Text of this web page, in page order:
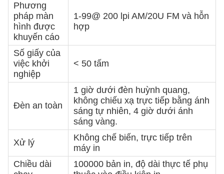
Phương
pháp màn
hình được
khuyến cáo
1-99@ 200 lpi AM/20U FM và hỗn
hợp
Số giấy của
việc khởi
nghiệp
< 50 tấm
Đèn an toàn
1 giờ dưới đèn huỳnh quang,
không chiếu xạ trực tiếp bằng ánh
sáng tự nhiên, 4 giờ dưới ánh
sáng vàng.
Xử lý
Không chế biến, trực tiếp trên
máy in
Chiều dài
100000 bản in, độ dài thực tế phụ